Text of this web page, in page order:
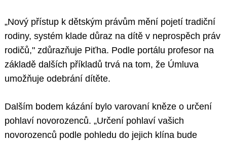
„Nový přístup k dětským právům mění pojetí tradiční
rodiny, systém klade důraz na dítě v neprospěch práv
rodičů," zdůrazňuje Piťha. Podle portálu profesor na
základě dalších příkladů trvá na tom, že Úmluva
umožňuje odebrání dítěte.
Dalším bodem kázání bylo varovaní kněze o určení
pohlaví novorozenců. „Určení pohlaví vašich
novorozenců podle pohledu do jejich klína bude